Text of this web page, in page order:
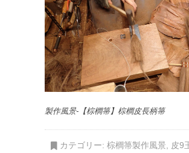
製作風景-【棕櫚箒】棕櫚皮長柄箒
カテゴリー: 棕櫚箒製作風景 皮9